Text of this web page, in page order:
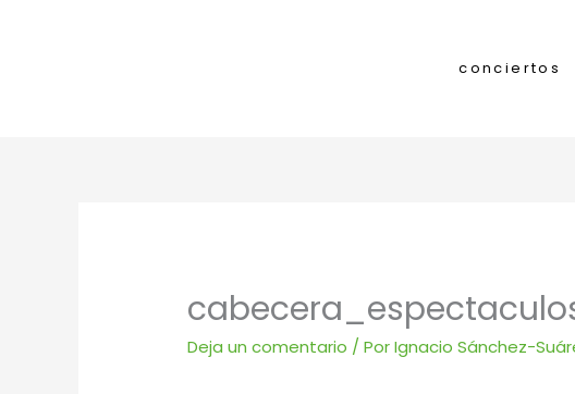
conciertos
Deja un comentario / PorIgnacio Sánchez-